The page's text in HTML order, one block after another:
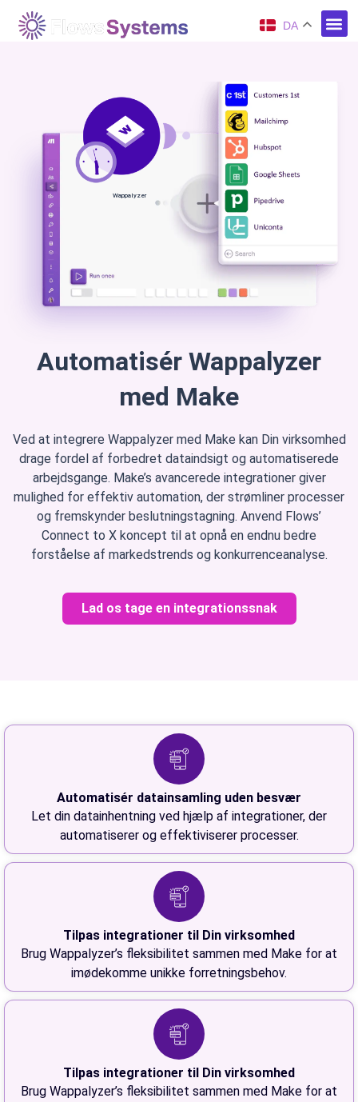
DA
Automatisér Wappalyzer
med Make
Ved at integrere Wappalyzer med Make kan Din virksomhed
drage fordel af forbedret dataindsigt og automatiserede
arbejdsgange. Make’s avancerede integrationer giver
mulighed for effektiv automation, der strømliner processer
og fremskynder beslutningstagning. Anvend Flows’
Connect to X koncept til at opnå en endnu bedre
forståelse af markedstrends og konkurrenceanalyse.
Lad os tage en integrationssnak
Wappalyzer
Automatisér datainsamling uden besvær
Let din datainhentning ved hjælp af integrationer, der
automatiserer og effektiviserer processer.
Tilpas integrationer til Din virksomhed
Brug Wappalyzer’s fleksibilitet sammen med Make for at
imødekomme unikke forretningsbehov.
Tilpas integrationer til Din virksomhed
Brug Wappalyzer’s fleksibilitet sammen med Make for at